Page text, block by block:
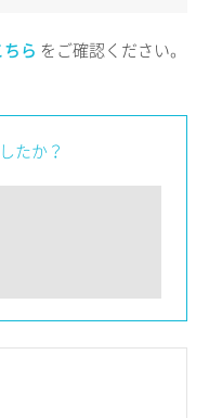
ちら をご確認ください。
たか？